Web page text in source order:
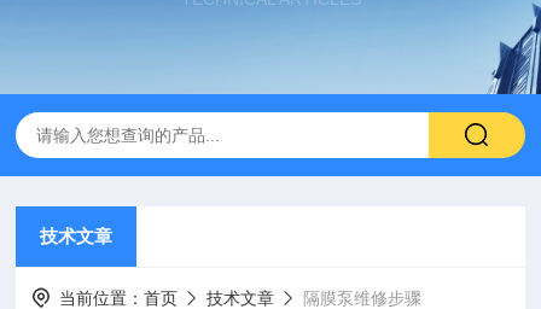
技术文章
当前位置：首页 技术文章 隔膜泵维修步骤